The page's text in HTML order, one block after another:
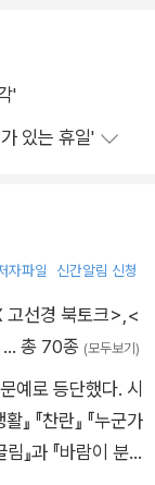
'
있는 휴일'
자파일 신간알림 신청
선경 북토크>,<
… 총 70종 (모두보기)
예로 등단했다. 시
『찬란』 『누군가
』과 『바람이 분